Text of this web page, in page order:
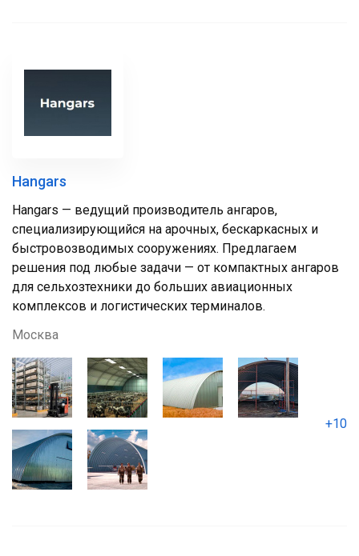
Hangars
Hangars — ведущий производитель ангаров,
специализирующийся на арочных, бескаркасных и
быстровозводимых сооружениях. Предлагаем
решения под любые задачи — от компактных ангаров
для сельхозтехники до больших авиационных
комплексов и логистических терминалов.
Москва
+10